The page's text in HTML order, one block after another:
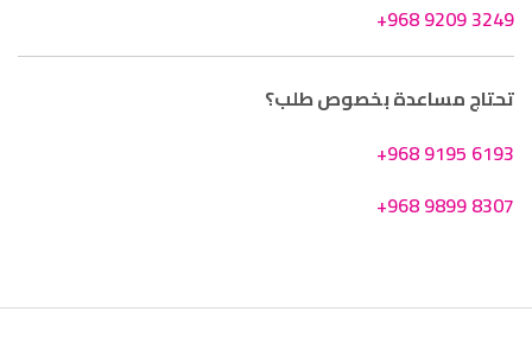
+968 9209 3249
تحتاج مساعدة بخصوص طلب؟
+968 9195 6193
+968 9899 8307